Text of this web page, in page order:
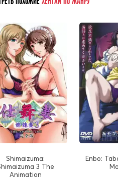
Shimaizuma:
3 The
Animation
Enbo: